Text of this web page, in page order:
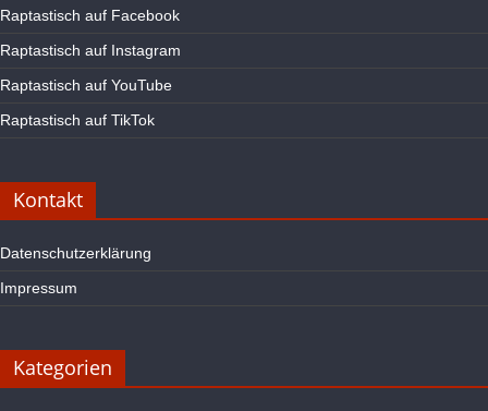
Raptastisch auf Facebook
Raptastisch auf Instagram
Raptastisch auf YouTube
Raptastisch auf TikTok
Kontakt
Datenschutzerklärung
Impressum
Kategorien